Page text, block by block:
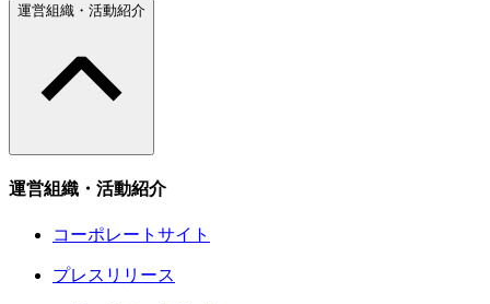
運営組織・活動紹介
運営組織・活動紹介
コーポレートサイト
プレスリリース